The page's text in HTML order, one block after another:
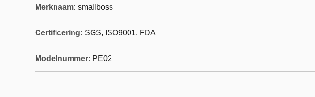
Merknaam: smallboss
Certificering: SGS, ISO9001. FDA
Modelnummer: PE02